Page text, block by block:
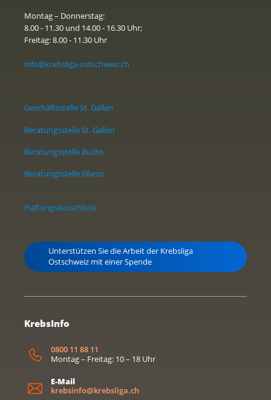
Montag – Donnerstag:
8.00 - 11.30 und 14.00 - 16.30 Uhr;
Freitag: 8.00 - 11.30 Uhr
info@krebsliga-ostschweiz.ch
Geschäftsstelle St. Gallen
Beratungsstelle St. Gallen
Beratungsstelle Buchs
Beratungsstelle Glarus
Haftungsausschluss
Unterstützen Sie die Arbeit der Krebsliga
Ostschweiz mit einer Spende
KrebsInfo
0800 11 88 11
Montag – Freitag: 10 – 18 Uhr
E-Mail
krebsinfo@krebsliga.ch